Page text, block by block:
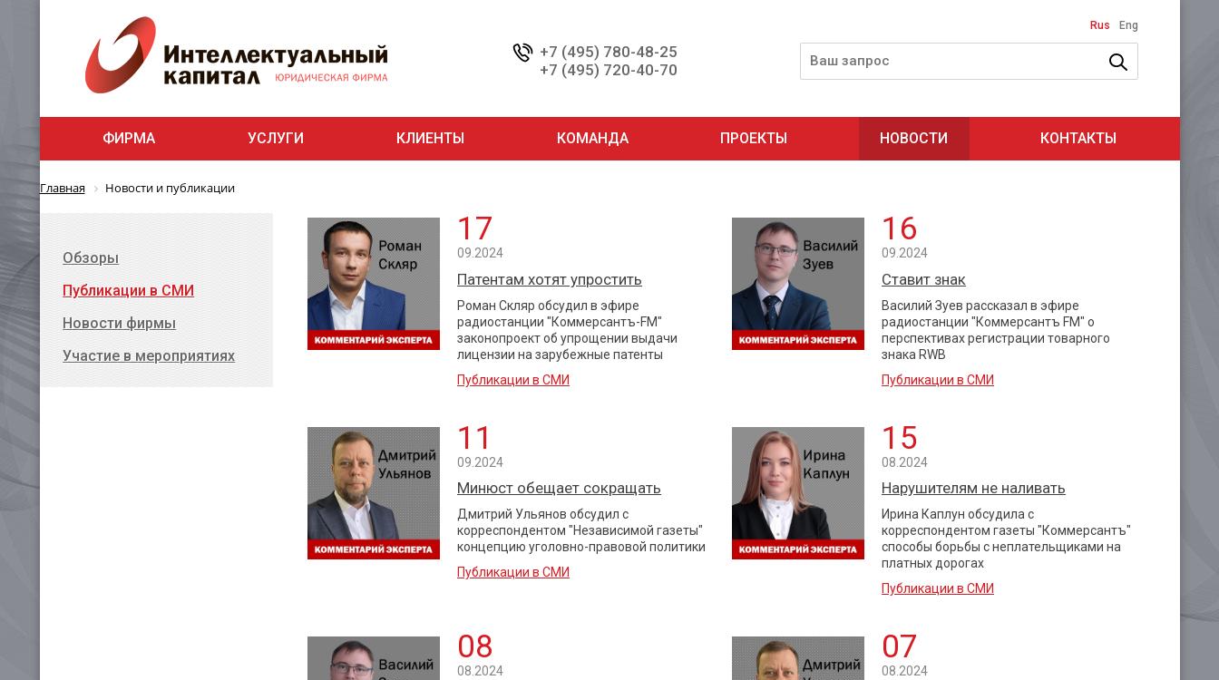
+7 (495) 780-48-25
+7 (495) 720-40-70
Rus Eng
ФИРМА УСЛУГИ КЛИЕНТЫ КОМАНДА ПРОЕКТЫ НОВОСТИ КОНТАКТЫ
Главная Новости и публикации
17
09.2024
Патентам хотят упростить
Роман Скляр обсудил в эфире
радиостанции "Коммерсантъ-FM"
законопроект об упрощении выдачи
лицензии на зарубежные патенты
Публикации в СМИ
16
09.2024
Ставит знак
Василий Зуев рассказал в эфире
радиостанции "Коммерсантъ FM" о
перспективах регистрации товарного
знака RWB
Публикации в СМИ
11
09.2024
Минюст обещает сокращать
Дмитрий Ульянов обсудил с
корреспондентом "Независимой газеты"
концепцию уголовно-правовой политики
Публикации в СМИ
15
08.2024
Нарушителям не наливать
Ирина Каплун обсудила с
корреспондентом газеты "Коммерсантъ"
способы борьбы с неплательщиками на
платных дорогах
Публикации в СМИ
08
08.2024
07
08.2024
Обзоры
Публикации в СМИ
Новости фирмы
Участие в мероприятиях